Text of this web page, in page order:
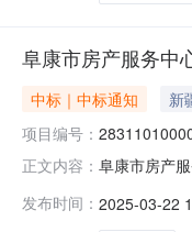
阜康市房产服务中
中标｜中标通知
新
项目编号：
正文内容： 阜康市房产
所在行政区
发布时间： 2025-03-22